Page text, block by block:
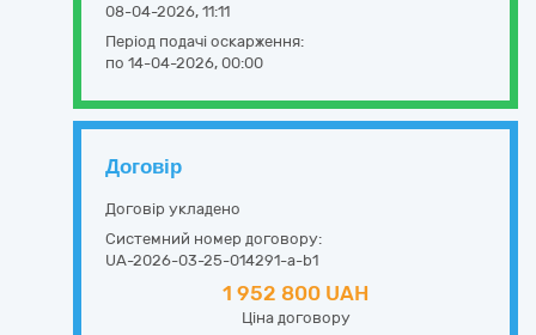
08-04-2026, 11:11
Період подачі оскарження:
по 14-04-2026, 00:00
Договір
Договір укладено
Системний номер договору:
UA-2026-03-25-014291-a-b1
1 952 800 UAH
Ціна договору